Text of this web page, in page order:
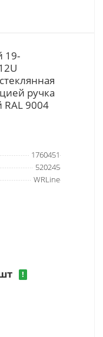
19-
ручка
9004
1760451
520245
WRLine
!